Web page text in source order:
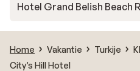
Hotel Grand Belish Beach
Home Vakantie Turkije
City’s Hill Hotel